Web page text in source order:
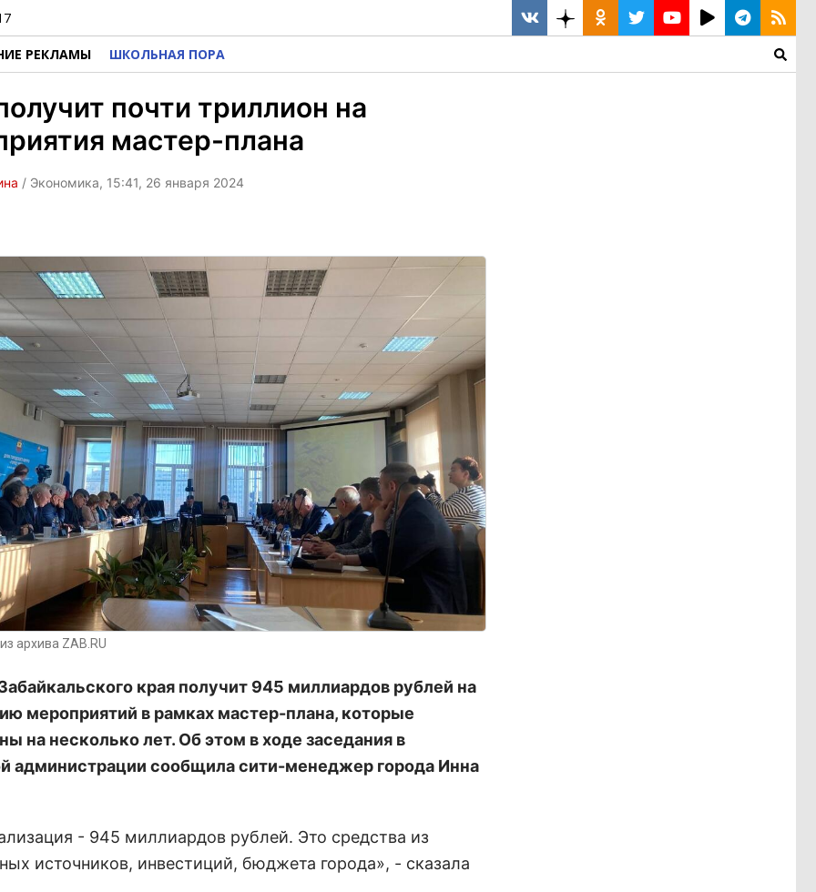
РЕКЛАМЫ ШКОЛЬНАЯ ПОРА
почти триллион на
мастер-плана
/ Экономика, 15:41, 26 января 2024
архива ZAB.RU
края получит 945 миллиардов рублей на
мероприятий в рамках мастер-плана, которые
на несколько лет. Об этом в ходе заседания в
администрации сообщила сити-менеджер города Инна
- 945 миллиардов рублей. Это средства из
источников, инвестиций, бюджета города», - сказала